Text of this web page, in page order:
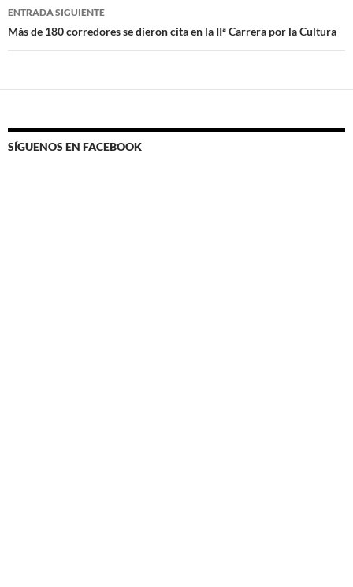
ENTRADA SIGUIENTE
Más de 180 corredores se dieron cita en la IIª Carrera por la Cultura
SÍGUENOS EN FACEBOOK